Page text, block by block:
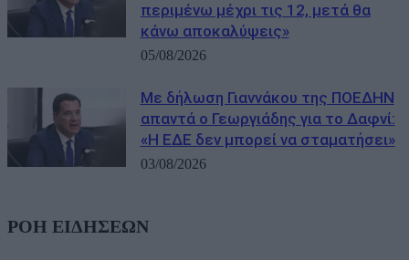
περιμένω μέχρι τις 12, μετά θα
κάνω αποκαλύψεις»
05/08/2026
Με δήλωση Γιαννάκου της ΠΟΕΔΗΝ
απαντά ο Γεωργιάδης για το Δαφνί:
«Η ΕΔΕ δεν μπορεί να σταματήσει»
03/08/2026
ΡΟΗ ΕΙΔΗΣΕΩΝ